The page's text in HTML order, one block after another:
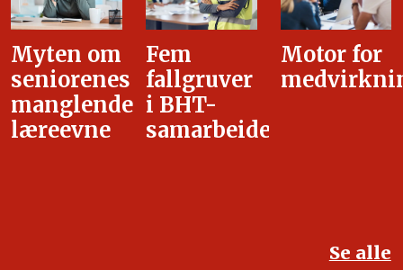
Fem
fallgruver
i BHT-
samarbeidet
Motor for
medvirkning
i
Se alle